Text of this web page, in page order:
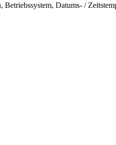
Datums- /